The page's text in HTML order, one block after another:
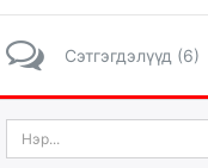
Сэтгэгдэлүүд (6)